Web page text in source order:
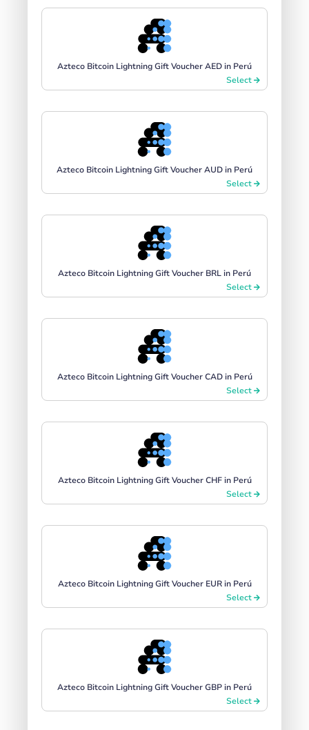
Azteco Bitcoin Lightning Gift Voucher AED in Perú
Select
Azteco Bitcoin Lightning Gift Voucher AUD in Perú
Select
Azteco Bitcoin Lightning Gift Voucher BRL in Perú
Select
Azteco Bitcoin Lightning Gift Voucher CAD in Perú
Select
Azteco Bitcoin Lightning Gift Voucher CHF in Perú
Select
Azteco Bitcoin Lightning Gift Voucher EUR in Perú
Select
Azteco Bitcoin Lightning Gift Voucher GBP in Perú
Select